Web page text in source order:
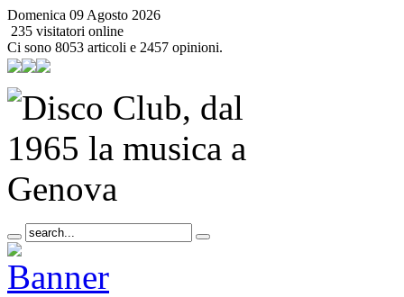
Domenica 09 Agosto 2026
235 visitatori online
Ci sono 8053 articoli e 2457 opinioni.